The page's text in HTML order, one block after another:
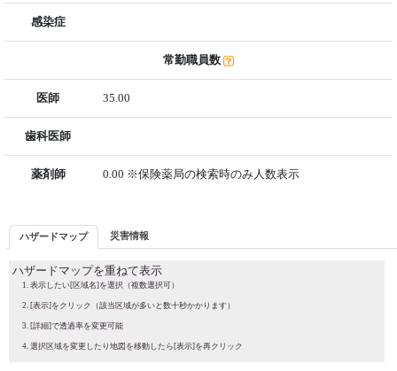
感染症
常勤職員数
医師 35.00
歯科医師
薬剤師 0.00 ※保険薬局の検索時のみ人数表示
ハザードマップ 災害情報
ハザードマップを重ねて表示
表示したい[区域名]を選択（複数選択可）
[表示]をクリック（該当区域が多いと数十秒かかります）
[詳細]で透過率を変更可能
選択区域を変更したり地図を移動したら[表示]を再クリック